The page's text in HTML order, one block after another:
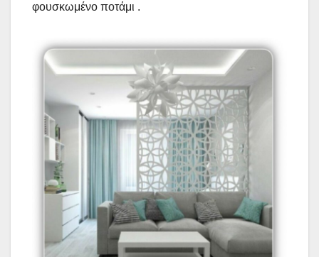
φουσκωμένο ποτάμι .